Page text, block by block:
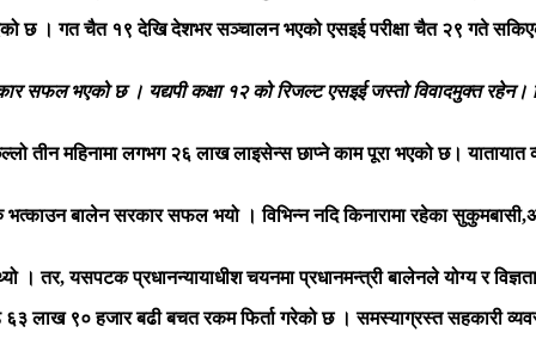
छ । गत चैत १९ देखि देशभर सञ्चालन भएको एसइई परीक्षा चैत २९ गते
सफल भएको छ । यद्यपी कक्षा १२ को रिजल्ट एसइई जस्तो विवादमुक्त रहेन।
महिनामा लगभग २६ लाख लाइसेन्स छाप्ने काम पूरा भएको छ। यातायात
बालेन सरकार सफल भयो । विभिन्न नदि किनारामा रहेका
। तर, यसपटक प्रधानन्यायाधीश चयनमा प्रधानमन्त्री बालेनले योग्य र
लाख ९० हजार बढी बचत रकम फिर्ता गरेको छ । समस्याग्रस्त सहकारी